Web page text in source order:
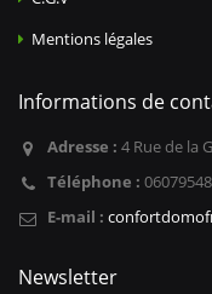
Mentions légales
Informations de
Adresse : 4 Rue de la
Téléphone :
E-mail :
Newsletter